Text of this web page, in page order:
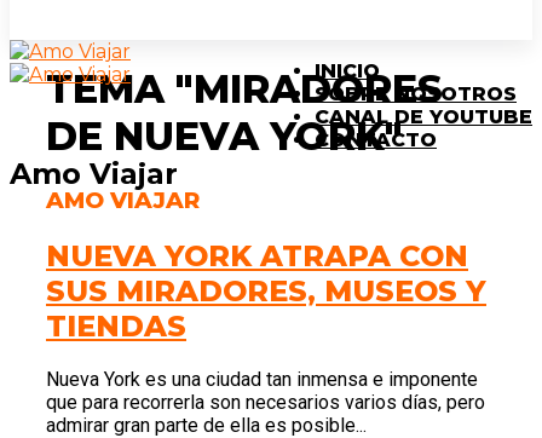
Amo Viajar
INICIO
SOBRE NOSOTROS
CANAL DE YOUTUBE
CONTACTO
TEMA "MIRADORES
DE NUEVA YORK"
AMO VIAJAR
NUEVA YORK ATRAPA CON
SUS MIRADORES, MUSEOS Y
TIENDAS
Nueva York es una ciudad tan inmensa e imponente
que para recorrerla son necesarios varios días, pero
admirar gran parte de ella es posible...